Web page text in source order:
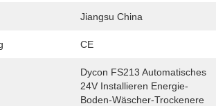
Jiangsu China
CE
Dycon FS213 Automatisches
24V Installieren Energie-
Boden-Wäscher-Trockenere